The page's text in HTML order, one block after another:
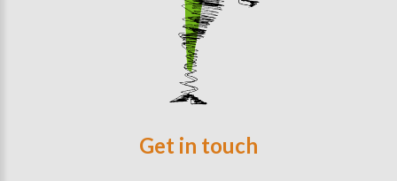
Get in touch